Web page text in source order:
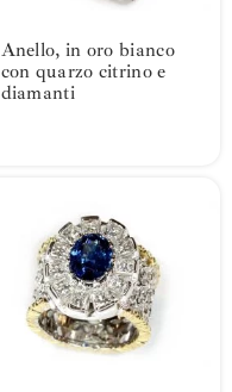
Anello, in oro bianco
con quarzo citrino e
diamanti